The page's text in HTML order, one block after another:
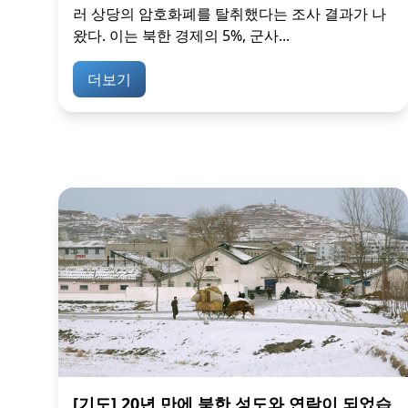
러 상당의 암호화폐를 탈취했다는 조사 결과가 나
왔다. 이는 북한 경제의 5%, 군사...
더보기
[기도] 20년 만에 북한 성도와 연락이 되었습